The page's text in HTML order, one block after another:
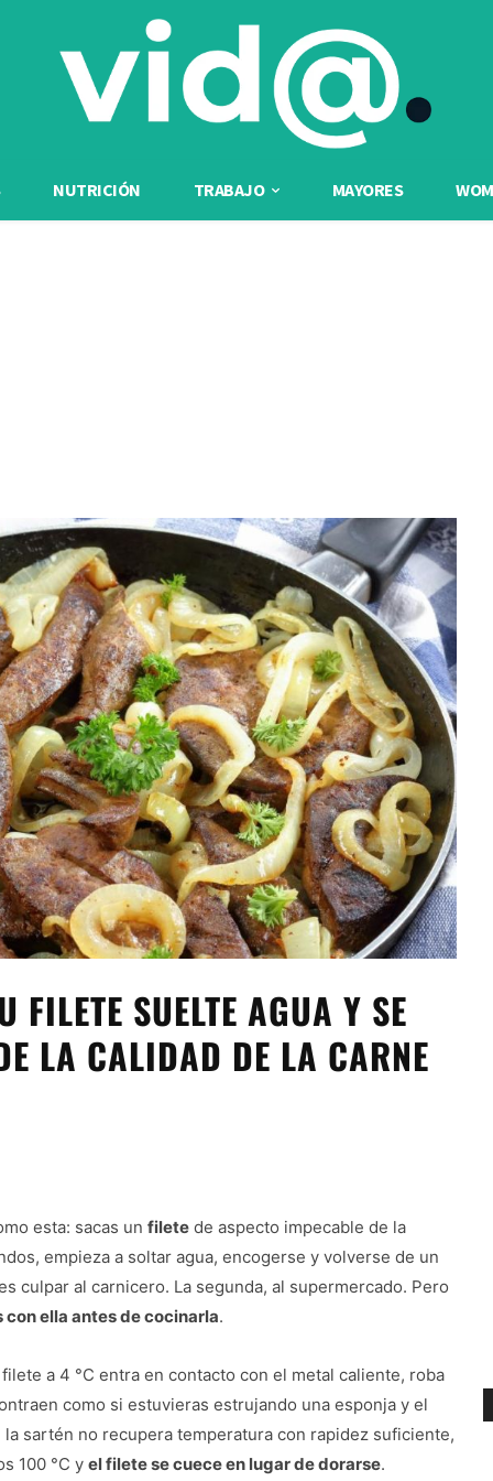
NUTRICIÓN TRABAJO MAYORES
FILETE SUELTE AGUA Y SE
LA CALIDAD DE LA CARNE
esta: sacas un filete de aspecto impecable de la
empieza a soltar agua, encogerse y volverse de un
culpar al carnicero. La segunda, al supermercado. Pero
con ella antes de cocinarla.
a 4 °C entra en contacto con el metal caliente, roba
como si estuvieras estrujando una esponja y el
sartén no recupera temperatura con rapidez suficiente,
100 °C y el filete se cuece en lugar de dorarse.